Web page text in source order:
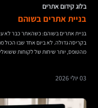
בלוג קידום אתרים
בניית אתרים בשוהם
בניית אתרים בשוהם: כשהאתר כבר לא
בקריסה גדולה. לא ביום אחד שבו הכול
מהטופס, יותר שיחות של לקוחות
03 יולי 2026